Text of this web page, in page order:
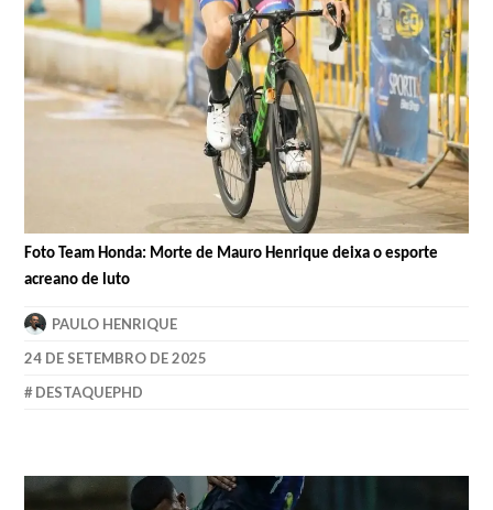
Foto Team Honda: Morte de Mauro Henrique deixa o esporte
acreano de luto
PAULO HENRIQUE
24 DE SETEMBRO DE 2025
DESTAQUEPHD